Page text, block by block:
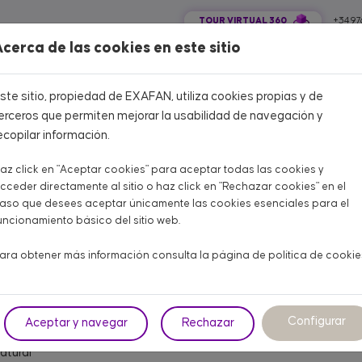
TOUR VIRTUAL 360 +34
CARNE
DE CARNE
de aire caliente de
indirecta CBX 50/80
de aire caliente de combustión indirecta , disponible en gas
de las cookies en este sitio
sitio, propiedad de EXAFAN, utiliza cookies propias y de
que permiten mejorar la usabilidad de navegación y
información.
click en "Aceptar cookies" para aceptar todas las cookies y
directamente al sitio o haz click en "Rechazar cookies" en el
que desees aceptar únicamente las cookies esenciales para el
básico del sitio web.
obtener más información consulta la página de política de
Aceptar y navegar Rechazar Configurar